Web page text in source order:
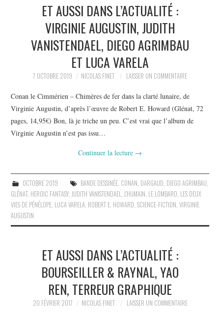
ET AUSSI DANS L’ACTUALITÉ :
VIRGINIE AUGUSTIN, JUDITH
VANISTENDAEL, DIEGO AGRIMBAU
ET LUCA VARELA
7 OCTOBRE 2019 NICOLAS FINET LAISSER UN COMMENTAIRE
Conan le Cimmérien – Chimères de fer dans la clarté lunaire, de
Virginie Augustin, d’après l’œuvre de Robert E. Howard (Glénat, 72
pages, 14,95€) Bon, là je triche un peu. C’est vrai que l’album de
Virginie Augustin n’est pas issu…
Continuer la lecture →
OCTOBRE 2019 BANDE DESSINÉE, CONAN, DARGAUD, DIEGO AGRIMBAU,
GLÉNAT, HEROIC FANTASY, JUDITH VANISTENDAEL, L'HUMAIN, LE LOMBARD, LES DEUX
VIES DE PÉNÉLOPE, LUCA VARELA, ROBERT E. HOWARD,SCIENCE-FICTION,VIRGINIE
AUGUSTIN
ET AUSSI DANS L’ACTUALITÉ :
BOURSEILLER & RAYNAL, YAO
REN, TERREUR GRAPHIQUE
20 FÉVRIER 2017 NICOLAS FINET LAISSER UN COMMENTAIRE